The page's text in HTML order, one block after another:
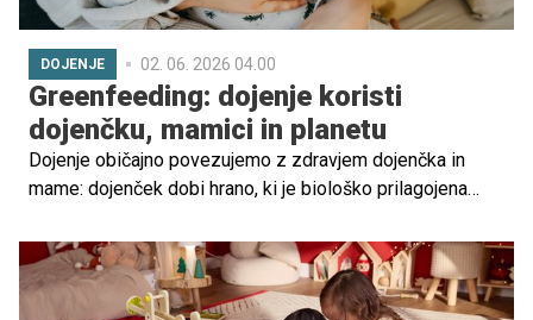
DOJENJE 02. 06. 2026 04.00
Greenfeeding: dojenje koristi
dojenčku, mamici in planetu
Dojenje običajno povezujemo z zdravjem dojenčka in
mame: dojenček dobi hrano, ki je biološko prilagojena
porodu. Greenfeeding pa pokaže širšo sliko – hranjenje
dojenčka ima lahko tudi okoljski vpliv. Kaj kažejo
raziskave o dojenju in mlečni formuli?